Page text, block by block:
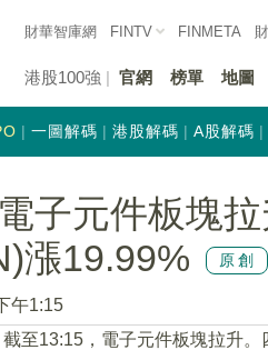
財華智庫網 FINTV FINMETA
港股100強 官網 榜單 地圖
一圖解碼 港股解碼 A股解碼
子元件板塊
漲19.99%
原創
午1:15
截至13:15，電子元件板塊拉升。